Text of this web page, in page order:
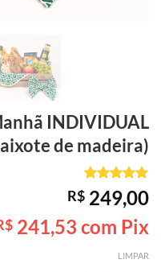
INDIVIDUAL
de madeira)
Avaliado
como5de
5, com
baseado em
4
de clientes
R$ 249,00
241,53 com Pix
LIMPAR